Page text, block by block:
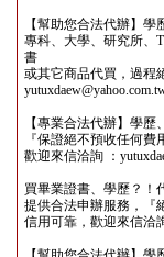
【幫助您合法代辦】
專科、大學、研究所、
書
或其它商品代買，過程
【專業合法代辦】學
『保證絕不預收任何
歡迎來信洽詢 ：
買畢業證書、學歷？！
提供合法申辦服務，『
信用可靠，歡迎來信洽